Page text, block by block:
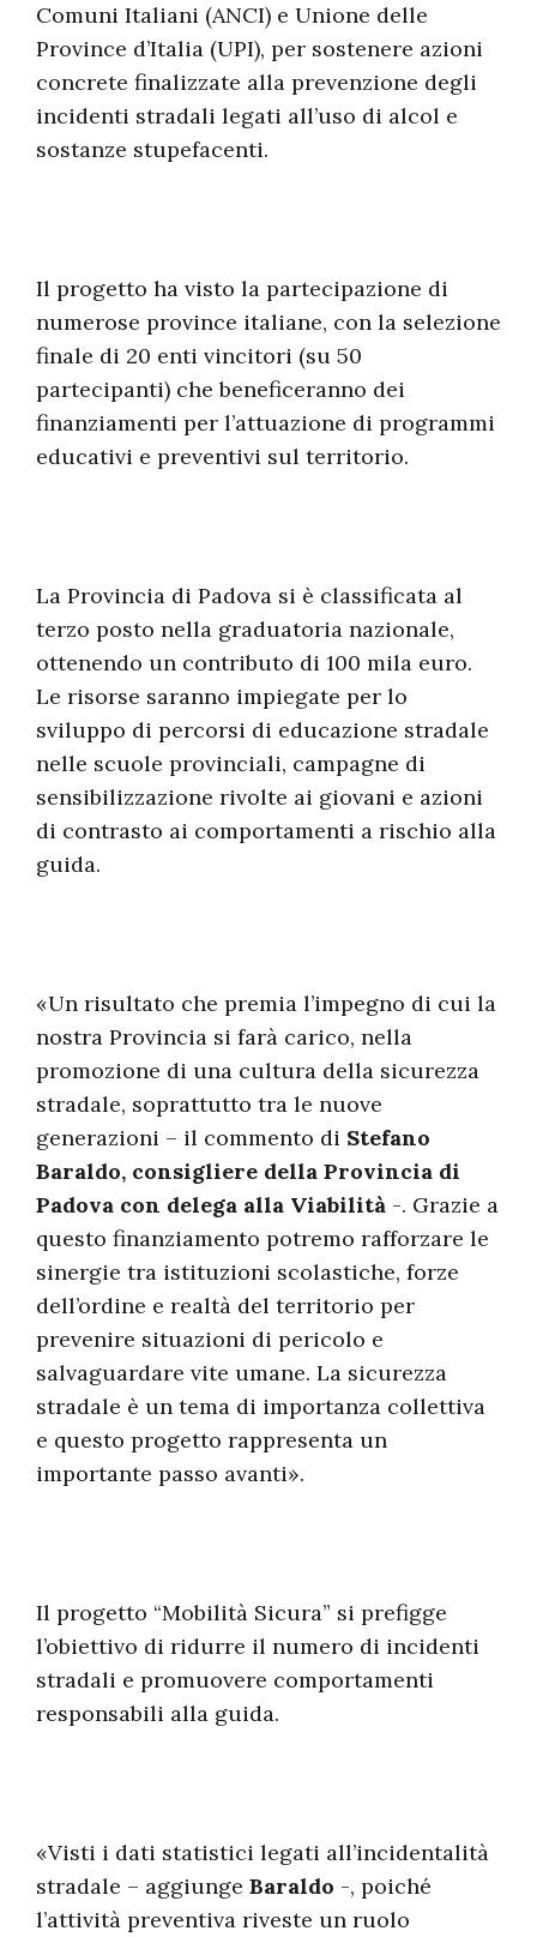
Comuni Italiani (ANCI) e Unione delle
Province d’Italia (UPI), per sostenere azioni
concrete finalizzate alla prevenzione degli
incidenti stradali legati all’uso di alcol e
sostanze stupefacenti.
Il progetto ha visto la partecipazione di
numerose province italiane, con la selezione
finale di 20 enti vincitori (su 50
partecipanti) che beneficeranno dei
finanziamenti per l’attuazione di programmi
educativi e preventivi sul territorio.
La Provincia di Padova si è classificata al
terzo posto nella graduatoria nazionale,
ottenendo un contributo di 100 mila euro.
Le risorse saranno impiegate per lo
sviluppo di percorsi di educazione stradale
nelle scuole provinciali, campagne di
sensibilizzazione rivolte ai giovani e azioni
di contrasto ai comportamenti a rischio alla
guida.
«Un risultato che premia l’impegno di cui la
nostra Provincia si farà carico, nella
promozione di una cultura della sicurezza
stradale, soprattutto tra le nuove
generazioni – il commento di Stefano
Baraldo, consigliere della Provincia di
Padova con delega alla Viabilità -. Grazie a
questo finanziamento potremo rafforzare le
sinergie tra istituzioni scolastiche, forze
dell’ordine e realtà del territorio per
prevenire situazioni di pericolo e
salvaguardare vite umane. La sicurezza
stradale è un tema di importanza collettiva
e questo progetto rappresenta un
importante passo avanti».
Il progetto “Mobilità Sicura” si prefigge
l’obiettivo di ridurre il numero di incidenti
stradali e promuovere comportamenti
responsabili alla guida.
«Visti i dati statistici legati all’incidentalità
stradale – aggiunge Baraldo -, poiché
l’attività preventiva riveste un ruolo